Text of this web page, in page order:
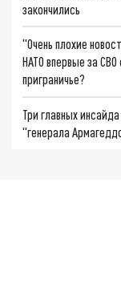
закончились
"Очень плохие
НАТО впервые за
приграничье?
Три главных
"генерала